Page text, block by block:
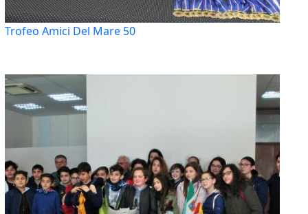
Trofeo Amici Del Mare 50